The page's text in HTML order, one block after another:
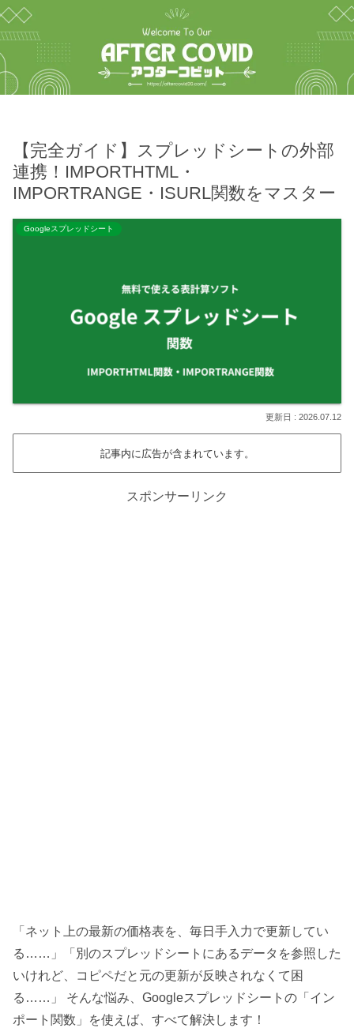
【完全ガイド】スプレッドシートの外部
連携！IMPORTHTML・
IMPORTRANGE・ISURL関数をマスター
Googleスプレッドシート
2026.07.12
記事内に広告が含まれています。
スポンサーリンク
「ネット上の最新の価格表を、毎日手入力で更新してい
る……」「別のスプレッドシートにあるデータを参照した
いけれど、コピペだと元の更新が反映されなくて困
る……」 そんな悩み、Googleスプレッドシートの「イン
ポート関数」を使えば、すべて解決します！